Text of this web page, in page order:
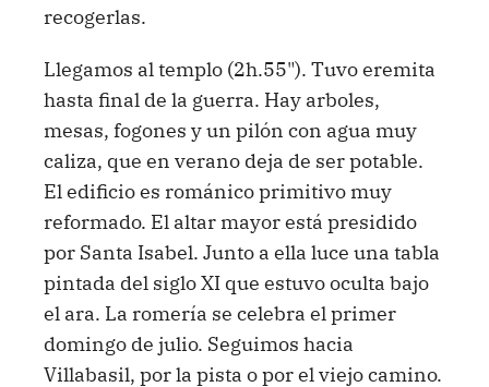
recogerlas.
Llegamos al templo (2h.55"). Tuvo eremita
hasta final de la guerra. Hay arboles,
mesas, fogones y un pilón con agua muy
caliza, que en verano deja de ser potable.
El edificio es románico primitivo muy
reformado. El altar mayor está presidido
por Santa Isabel. Junto a ella luce una tabla
pintada del siglo XI que estuvo oculta bajo
el ara. La romería se celebra el primer
domingo de julio. Seguimos hacia
Villabasil, por la pista o por el viejo camino.